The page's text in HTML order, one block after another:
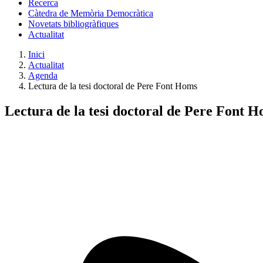
Recerca
Càtedra de Memòria Democràtica
Novetats bibliogràfiques
Actualitat
Inici
Actualitat
Agenda
Lectura de la tesi doctoral de Pere Font Homs
Lectura de la tesi doctoral de Pere Font